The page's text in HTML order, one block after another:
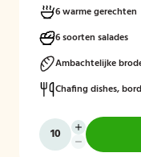
zoals crème brûlée met
6 warme gerechten
6 soorten salades
Ambachtelijke
Chafing dishes,